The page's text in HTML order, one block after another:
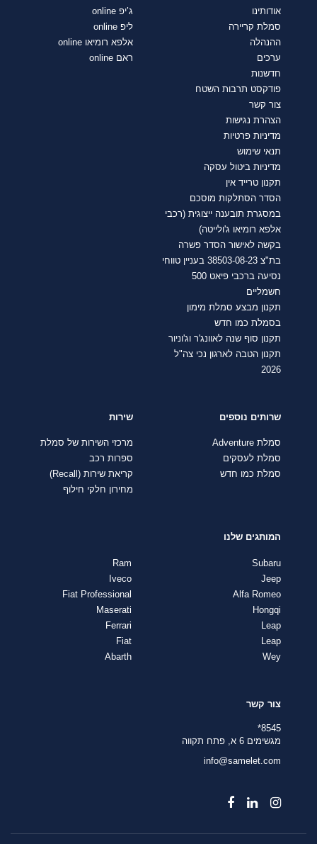
אודותינו
סמלת קריירה
ההנהלה
ערכים
חדשנות
פודקסט תרבות השטח
צור קשר
הצהרת נגישות
מדיניות פרטיות
תנאי שימוש
מדיניות ביטול עסקה
תקנון טרייד אין
הסדר הסתלקות מוסכם
במסגרת תובענה ייצוגית (רכבי
אלפא רומיאו ג'ולייטה)
בקשה לאישור הסדר פשרה
בת"צ 38503-08-23 בעניין טווחי
נסיעה ברכבי פיאט 500
חשמליים
תקנון מבצע סמלת מימון
בסמלת כמו חדש
תקנון סוף שנה לאוונג'ר וג'וניור
תקנון הטבה לארגון נכי צה"ל
2026
ג’יפ online
ליפ online
אלפא רומיאו online
ראם online
שרותים נוספים
סמלת Adventure
סמלת לעסקים
סמלת כמו חדש
שירות
מרכזי השירות של סמלת
ספרות רכב
קריאת שירות (Recall)
מחירון חלקי חילוף
המותגים שלנו
Subaru
Jeep
Alfa Romeo
Hongqi
Leap
Leap
Wey
Ram
Iveco
Fiat Professional
Maserati
Ferrari
Fiat
Abarth
צור קשר
8545*
מגשימים 6 א, פתח תקווה
info@samelet.com